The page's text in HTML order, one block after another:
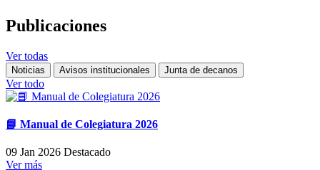
Publicaciones
Ver todas
Noticias Avisos institucionales Junta de decanos
Ver todo
📘 Manual de Colegiatura 2026
09 Jan 2026 Destacado
Ver más